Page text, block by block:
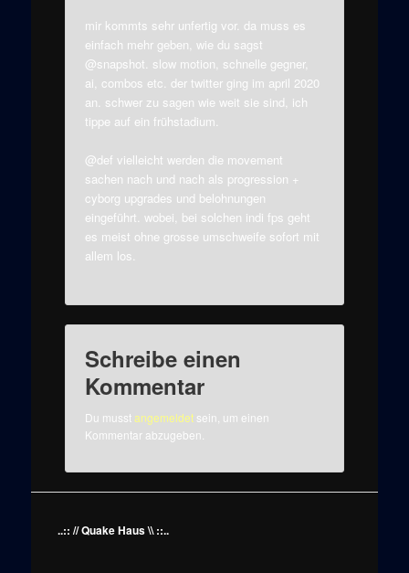
mir kommts sehr unfertig vor. da muss es
einfach mehr geben, wie du sagst
@snapshot. slow motion, schnelle gegner,
ai, combos etc. der twitter ging im april 2020
an. schwer zu sagen wie weit sie sind, ich
tippe auf ein frühstadium.
@def vielleicht werden die movement
sachen nach und nach als progression +
cyborg upgrades und belohnungen
eingeführt. wobei, bei solchen indi fps geht
es meist ohne grosse umschweife sofort mit
allem los.
Schreibe einen
Kommentar
Du musstangemeldetsein, um einen
Kommentar abzugeben.
..:: // Quake Haus \\ ::..